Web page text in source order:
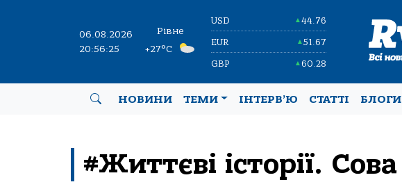
06.08.2026
20:56:26
Рівне
+27°C
USD ▲44.76
EUR ▲51.67
GBP ▲60.28
НОВИНИ ТЕМИ ІНТЕРВ’Ю СТАТТІ БЛОГИ
#Життєві історії. Сова